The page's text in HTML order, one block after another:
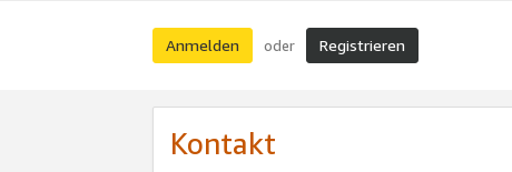
Anmelden oder Registrieren
Kontakt